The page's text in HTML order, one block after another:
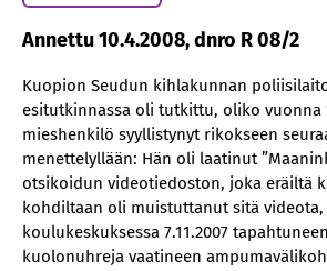
Annettu 10.4.2008, dnro R 08/2
Kuopion Seudun kihlakunnan
esitutkinnassa oli tutkittu, oliko vuonna
mieshenkilö syyllistynyt rikokseen
menettelyllään: Hän oli laatinut
otsikoidun videotiedoston, joka eräiltä
kohdiltaan oli muistuttanut sitä videota,
koulukeskuksessa 7.11.2007
kuolonuhreja vaatineen